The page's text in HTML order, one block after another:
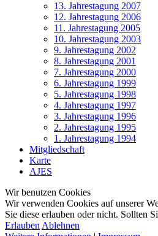
13. Jahrestagung 2007
12. Jahrestagung 2006
11. Jahrestagung 2005
10. Jahrestagung 2003
9. Jahrestagung 2002
8. Jahrestagung 2001
7. Jahrestagung 2000
6. Jahrestagung 1999
5. Jahrestagung 1998
4. Jahrestagung 1997
3. Jahrestagung 1996
2. Jahrestagung 1995
1. Jahrestagung 1994
Mitgliedschaft
Karte
AJES
Wir benutzen Cookies
Wir verwenden Cookies auf unserer
Sie diese erlauben oder nicht. Sollten
Erlauben Ablehnen